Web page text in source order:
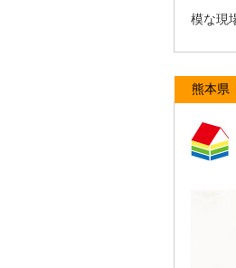
模な現
熊本県